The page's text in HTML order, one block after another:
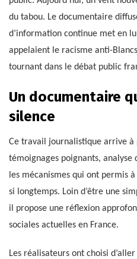
du tabou. Le documentaire
d’information continue met en
appelaient le racisme anti-
tournant dans le débat public
Un documentaire
silence
Ce travail journalistique arrive
témoignages poignants,
les mécanismes qui ont permis
si longtemps. Loin d’être une
il propose une réflexion
sociales actuelles en France.
Les réalisateurs ont choisi